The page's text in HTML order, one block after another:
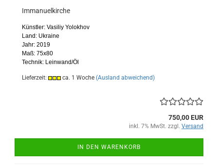
Immanuelkirche
Künstler: Vasiliy Yolokhov
Land: Ukraine
Jahr: 2019
Maß: 75x80
Technik: Leinwand/Öl
Lieferzeit: ca. 1 Woche (Ausland abweichend)
750,00 EUR
inkl. 7% MwSt. zzgl. Versand
IN DEN WARENKORB